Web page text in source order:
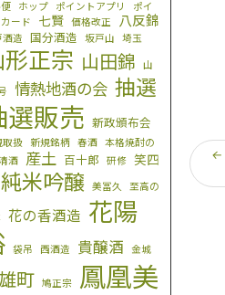
ホップ ポイントアプリ
ポイ
ード
七賢 価格改正 八反錦
酒造 国分酒造 坂戸山 埼玉
形正宗 山田錦 山
情熱地酒の会 抽選
選販売 新政頒布会
取扱 新規銘柄 春酒
本格焼酎の
酒 産土 百十郎 研修
笑四
純米吟醸 美冨久 至高の
花の香酒造 花陽
袋吊 西酒造 貴醸酒 金城
町 鳩正宗
鳳凰美
←